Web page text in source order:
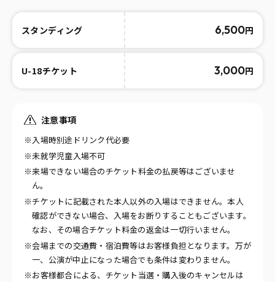
スタンディング 6,500円
U-18チケット 3,000円
注意事項
※入場時別途ドリンク代必要
※未就学児童入場不可
※来場できない場合のチケット料金の払戻等はございませ
ん。
※チケットに記載された本人以外の入場はできません。本人
確認ができない場合、入場をお断りすることもございます。
なお、その場合チケット料金の返金は一切行いません。
※会場までの交通費・宿泊費等はお客様負担となります。万が
一、公演が中止になった場合でも条件は変わりません。
※お客様都合による、チケット当選・購入後のキャンセルは